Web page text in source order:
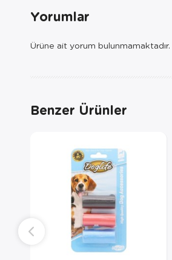
Yorumlar
Ürüne ait yorum bulunmamaktadır.
Benzer Ürünler